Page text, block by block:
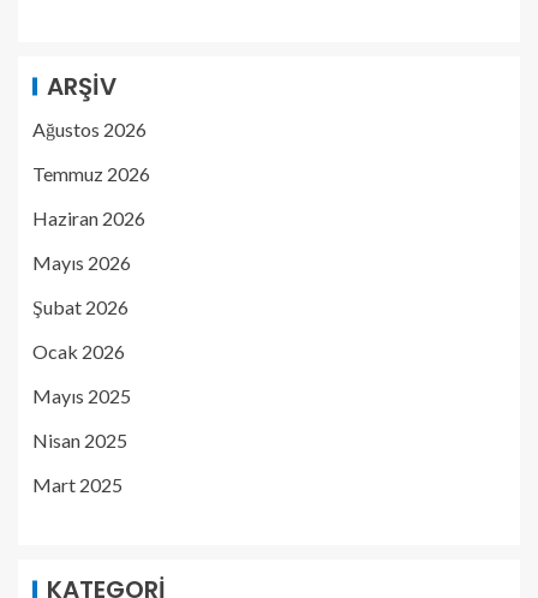
ARŞIV
Ağustos 2026
Temmuz 2026
Haziran 2026
Mayıs 2026
Şubat 2026
Ocak 2026
Mayıs 2025
Nisan 2025
Mart 2025
KATEGORI